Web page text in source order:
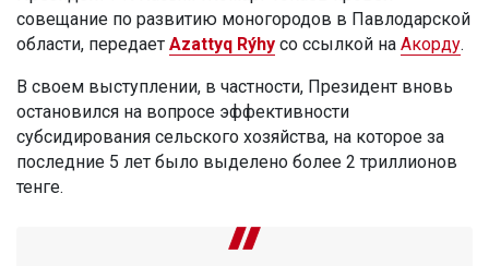
совещание по развитию моногородов в Павлодарской
области, передает Azattyq Rýhy со ссылкой на Акорду.
В своем выступлении, в частности, Президент вновь
остановился на вопросе эффективности
субсидирования сельского хозяйства, на которое за
последние 5 лет было выделено более 2 триллионов
тенге.